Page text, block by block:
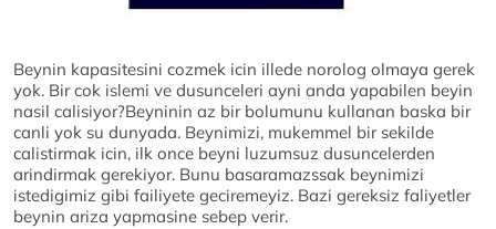
Beynin kapasitesini cozmek icin illede norolog olmaya gerek
yok. Bir cok islemi ve dusunceleri ayni anda yapabilen beyin
nasil calisiyor?Beyninin az bir bolumunu kullanan baska bir
canli yok su dunyada. Beynimizi, mukemmel bir sekilde
calistirmak icin, ilk once beyni luzumsuz dusuncelerden
arindirmak gerekiyor. Bunu basaramazssak beynimizi
istedigimiz gibi failiyete geciremeyiz. Bazi gereksiz faliyetler
beynin ariza yapmasine sebep verir.